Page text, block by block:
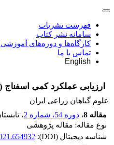
فهرست نشریات
سامانه نشر کتاب
کارگاه‌ها و دوره‌های
تماس با ما
English
ارزیابی عملکرد کمی اسفناج (Spinacia oleracea L) در سطوح بیوچار و مایکوریزا در شرایط کشت گلخانه‌ای
علوم گیاهان زراعی ایران
مقاله 8
، دوره 54، شماره 2 ، تابستان
نوع مقاله: مقاله پژوهشی
شناسه دیجیتال (DOI):